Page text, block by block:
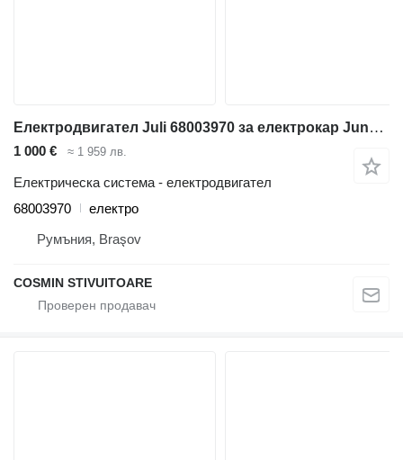
Електродвигател Juli 68003970 за електрокар Jungheinrich
1 000 € ≈ 1 959 лв.
Електрическа система - електродвигател
68003970
електро
Румъния, Braşov
COSMIN STIVUITOARE